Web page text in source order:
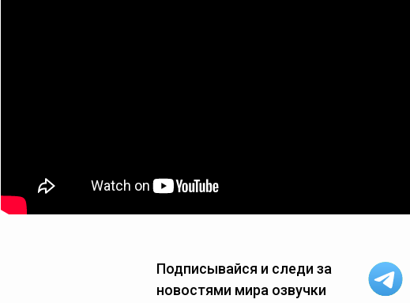
Подписывайся и следи за
новостями мира озвучки